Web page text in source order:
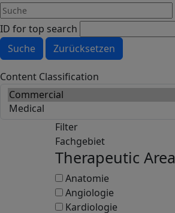
ID for top search
Content Classification
Filter
Fachgebiet
Therapeutic Area
Anatomie
Angiologie
Kardiologie